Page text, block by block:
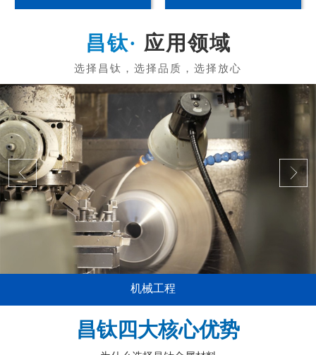
应用领域
机械工程
昌钛四大核心优势